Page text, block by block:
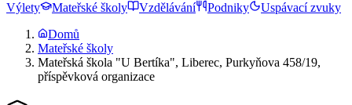
Výlety
Mateřské školy Vzdělávání Podniky
Uspávací zvuky
Domů
Mateřské školy
Mateřská škola "U Bertíka", Liberec, Purkyňova 458/19,
příspěvková organizace